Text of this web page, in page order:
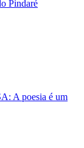
Pindaré
A poesia é um